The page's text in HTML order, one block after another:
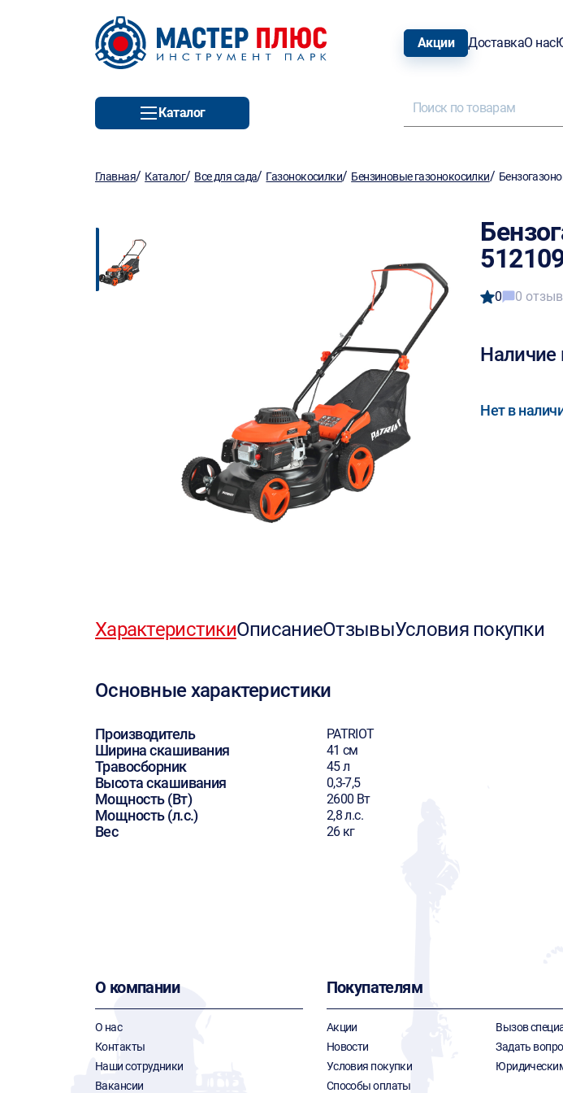
Акции ДоставкаО нас
Каталог
Главная/ Каталог/ Все для сада/ Газонокосилки/ Бензиновые газонокосилки/
0 0
Наличие
Нет в
ХарактеристикиОписаниеОтзывыУсловия покупки
Основные характеристики
Производитель PATRIOT
Ширина скашивания 41 см
Травосборник 45 л
Высота скашивания 0,3-7,5
Мощность (Вт) 2600 Вт
Мощность (л.с.) 2,8 л.с.
Вес 26 кг
О компании
О нас
Контакты
Наши сотрудники
Вакансии
Покупателям
Акции
Новости
Условия покупки
Способы оплаты
Вызов
Задать